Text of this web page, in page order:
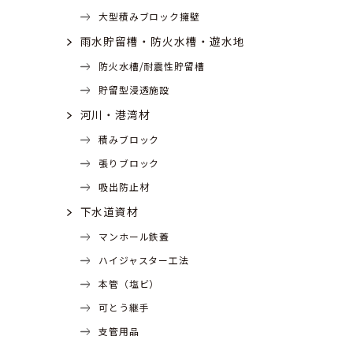
大型積みブロック擁壁
雨水貯留槽・防火水槽・遊水地
防火水槽/耐震性貯留槽
貯留型浸透施設
河川・港湾材
積みブロック
張りブロック
吸出防止材
下水道資材
マンホール鉄蓋
ハイジャスター工法
本管（塩ビ）
可とう継手
支管用品